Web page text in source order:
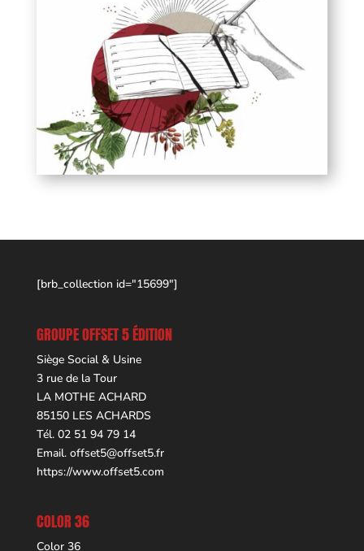
[brb_collection id="15699"]
GROUPE OFFSET 5 ÉDITION
Siège Social & Usine
3 rue de la Tour
LA MOTHE ACHARD
85150 LES ACHARDS
Tél. 02 51 94 79 14
Email. offset5@offset5.fr
https://www.offset5.com
COLOR 36
Color 36